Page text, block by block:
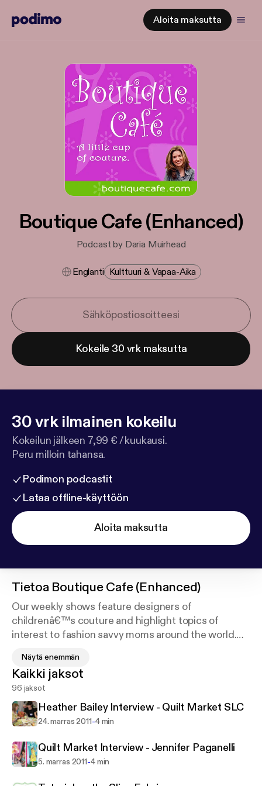
Aloita maksutta
Boutique Cafe (Enhanced)
Podcast by Daria Muirhead
Englanti Kulttuuri & Vapaa-Aika
Kokeile 30 vrk maksutta
30 vrk ilmainen kokeilu
Kokeilun jälkeen 7,99 € / kuukausi.
Peru milloin tahansa.
Podimon podcastit
Lataa offline-käyttöön
Aloita maksutta
Tietoa Boutique Cafe (Enhanced)
Our weekly shows feature designers of
childrenâ€™s couture and highlight topics of
interest to fashion savvy moms around the world.
reality and inspire her for when she returns. After all
who couldnâ€™t use a cup of couture every now
and then?
At Boutique CafÃ© we also know that your child is
Our innovative weekly show will help you to shop
smartly for your little ones, while clothing them in
Näytä enemmän
Kaikki jaksot
96 jaksot
Heather Bailey Interview - Quilt Market SLC
24. marras 2011-4 min
Quilt Market Interview - Jennifer Paganelli
5. marras 2011-4 min